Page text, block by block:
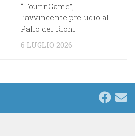
“TourinGame”,
l’avvincente preludio al
Palio dei Rioni
6 LUGLIO 2026